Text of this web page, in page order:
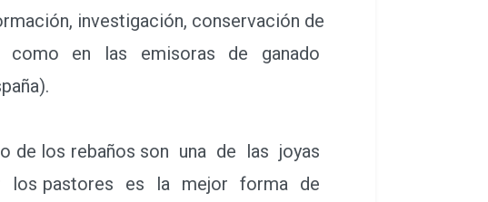
investigación, conservación de
como en las emisoras de ganado
de los rebaños son una de las joyas
los pastores es la mejor forma de